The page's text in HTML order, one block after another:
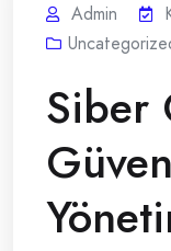
Admin
Siber